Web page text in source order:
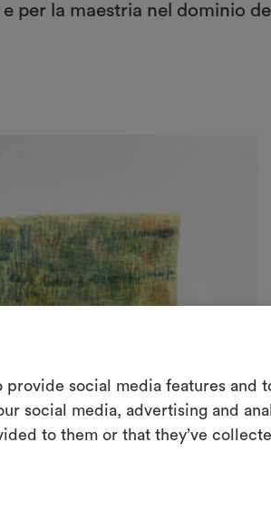
social media features and
social media, advertising and
to them or that they’ve
per la maestria nel dominio
Uno strumento